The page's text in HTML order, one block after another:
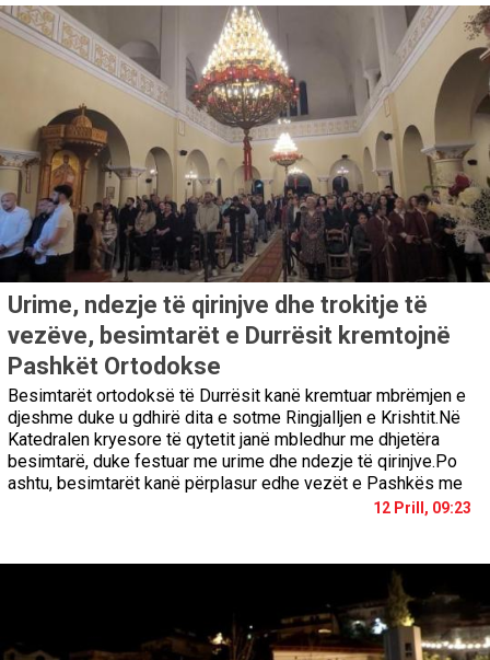
Urime, ndezje të qirinjve dhe trokitje të
vezëve, besimtarët e Durrësit kremtojnë
Pashkët Ortodokse
Besimtarët ortodoksë të Durrësit kanë kremtuar mbrëmjen e
djeshme duke u gdhirë dita e sotme Ringjalljen e Krishtit.Në
Katedralen kryesore të qytetit janë mbledhur me dhjetëra
besimtarë, duke festuar me urime dhe ndezje të qirinjve.Po
ashtu, besimtarët kanë përplasur edhe vezët e Pashkës me
12 Prill, 09:23